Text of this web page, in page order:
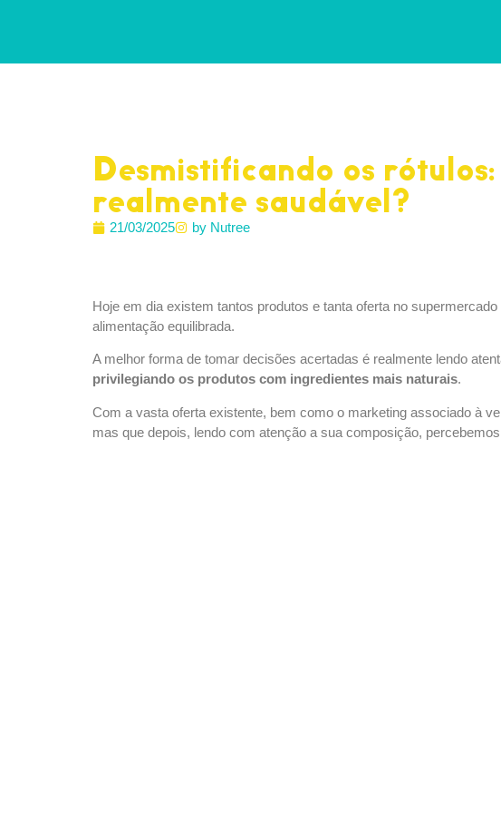
Desmistificando os
realmente saudável?
21/03/2025 by Nutree
Hoje em dia existem tantos produtos e tanta oferta no
alimentação equilibrada.
A melhor forma de tomar decisões acertadas é realmente lendo
privilegiando os produtos com ingredientes mais naturais.
Com a vasta oferta existente, bem como o marketing associado à
mas que depois, lendo com atenção a sua composição,